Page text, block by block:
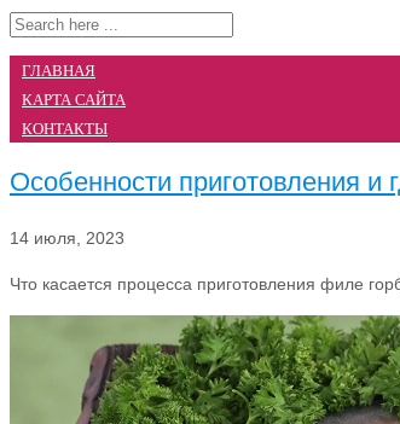
ГЛАВНАЯ
КАРТА САЙТА
КОНТАКТЫ
Особенности приготовления и
14 июля, 2023
Что касается процесса приготовления филе